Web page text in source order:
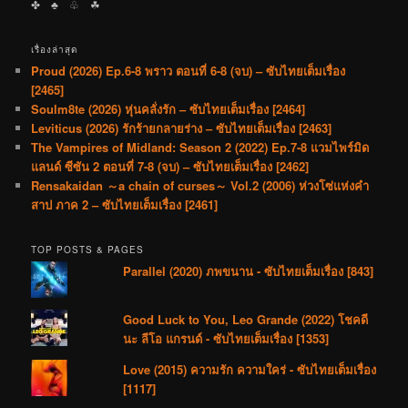
✤ ♣︎ ♧ ☘︎
เรื่องล่าสุด
Proud (2026) Ep.6-8 พราว ตอนที่ 6-8 (จบ) – ซับไทยเต็มเรื่อง
[2465]
Soulm8te (2026) หุ่นคลั่งรัก – ซับไทยเต็มเรื่อง [2464]
Leviticus (2026) รักร้ายกลายร่าง – ซับไทยเต็มเรื่อง [2463]
The Vampires of Midland: Season 2 (2022) Ep.7-8 แวมไพร์มิด
แลนด์ ซีซัน 2 ตอนที่ 7-8 (จบ) – ซับไทยเต็มเรื่อง [2462]
Rensakaidan ～a chain of curses～ Vol.2 (2006) ห่วงโซ่แห่งคำ
สาป ภาค 2 – ซับไทยเต็มเรื่อง [2461]
TOP POSTS & PAGES
Parallel (2020) ภพขนาน - ซับไทยเต็มเรื่อง [843]
Good Luck to You, Leo Grande (2022) โชคดี
นะ ลีโอ แกรนด์ - ซับไทยเต็มเรื่อง [1353]
Love (2015) ความรัก ความใคร่ - ซับไทยเต็มเรื่อง
[1117]